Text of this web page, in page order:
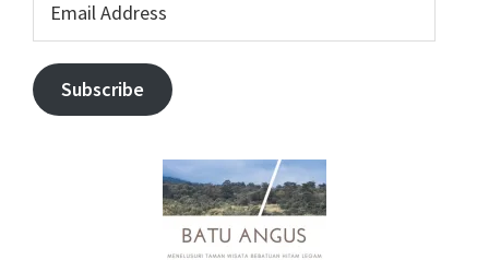
Address
Subscribe